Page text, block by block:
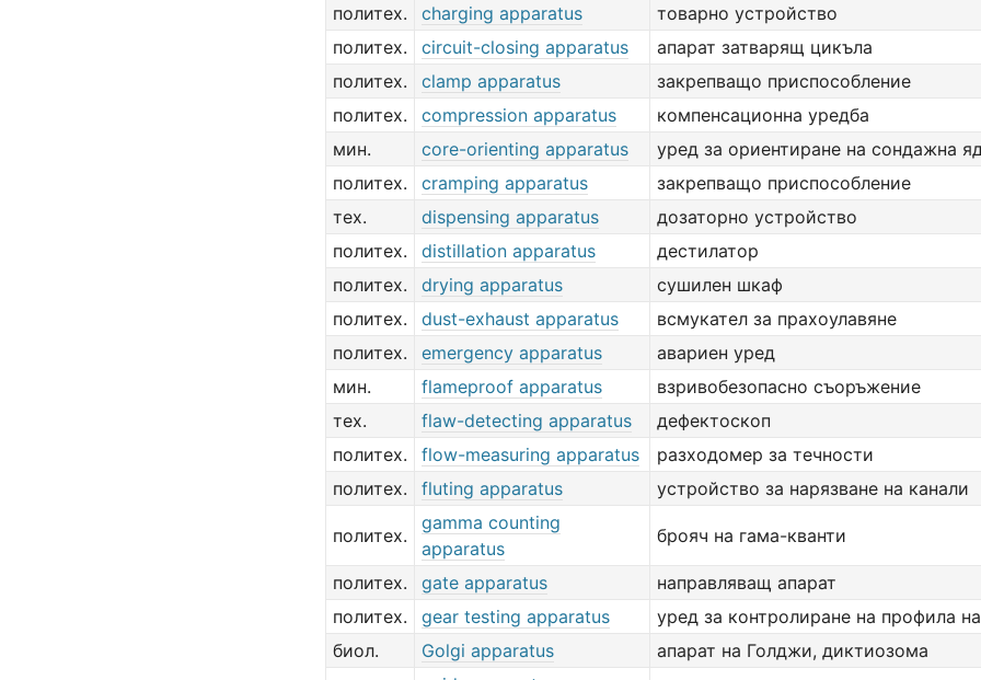
политех.
charging apparatus
товарно устройство
политех.
circuit-closing apparatus
апарат затварящ цикъла
политех.
clamp apparatus
закрепващо приспособление
политех.
compression apparatus
компенсационна уредба
мин.
core-orienting apparatus
уред за ориентиране на сондажна
политех.
cramping apparatus
закрепващо приспособление
тех.
dispensing apparatus
дозаторно устройство
политех.
distillation apparatus
дестилатор
политех.
drying apparatus
сушилен шкаф
политех.
dust-exhaust apparatus
всмукател за прахоулавяне
политех.
emergency apparatus
авариен уред
мин.
flameproof apparatus
взривобезопасно съоръжение
тех.
flaw-detecting apparatus
дефектоскоп
политех.
flow-measuring apparatus
разходомер за течности
политех.
fluting apparatus устройство за нарязване на канали
политех.
gamma counting
apparatus
брояч на гама-кванти
политех. gate apparatus
направляващ апарат
политех.
gear testing apparatus
уред за контролиране на профила
биол.
Golgi apparatus
апарат на Голджи, диктиозома